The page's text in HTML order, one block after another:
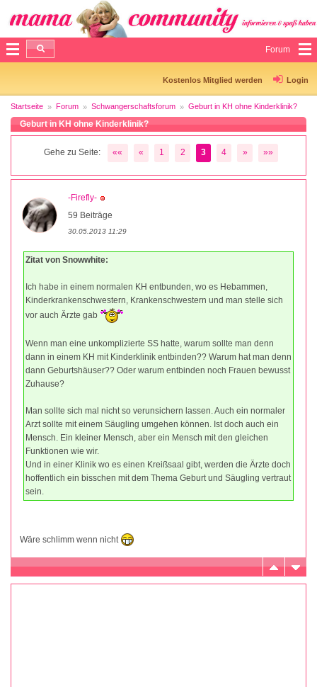
Forum
Kostenlos Mitglied werden Login
Startseite Forum Schwangerschaftsforum Geburt in KH ohne Kinderklinik?
Geburt in KH ohne Kinderklinik?
Gehe zu Seite: «« « 1 2 3 4 » »»
-Firefly-
59 Beiträge
30.05.2013 11:29
Zitat von Snowwhite:
Ich habe in einem normalen KH entbunden, wo es Hebammen,
Kinderkrankenschwestern, Krankenschwestern und man stelle sich
vor auch Ärzte gab
Wenn man eine unkomplizierte SS hatte, warum sollte man denn
dann in einem KH mit Kinderklinik entbinden?? Warum hat man denn
dann Geburtshäuser?? Oder warum entbinden noch Frauen bewusst
Zuhause?
Man sollte sich mal nicht so verunsichern lassen. Auch ein normaler
Arzt sollte mit einem Säugling umgehen können. Ist doch auch ein
Mensch. Ein kleiner Mensch, aber ein Mensch mit den gleichen
Funktionen wie wir.
Und in einer Klinik wo es einen Kreißsaal gibt, werden die Ärzte doch
hoffentlich ein bisschen mit dem Thema Geburt und Säugling vertraut
sein.
Wäre schlimm wenn nicht